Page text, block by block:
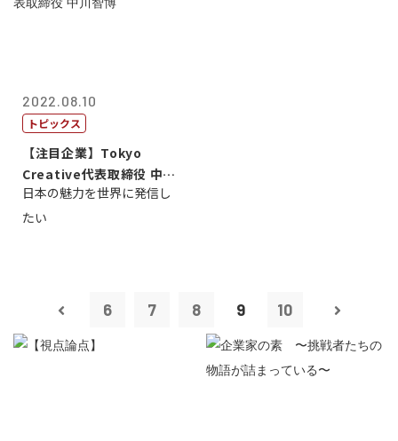
2022.08.10
トピックス
【注目企業】Tokyo
Creative代表取締役 中川
智博
日本の魅力を世界に発信し
たい
6 7 8 9 10